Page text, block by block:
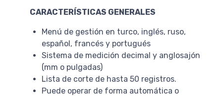
CARACTERÍSTICAS GENERALES
Menú de gestión en turco, inglés, ruso,
español, francés y portugués
Sistema de medición decimal y anglosajón
(mm o pulgadas)
Lista de corte de hasta 50 registros.
Puede operar de forma automática o